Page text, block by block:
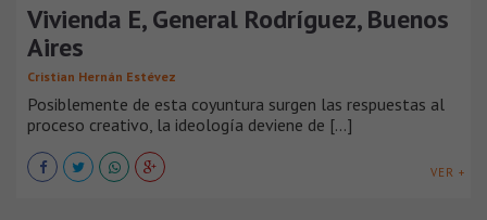
Vivienda E, General Rodríguez, Buenos
Aires
Cristian Hernán Estévez
Posiblemente de esta coyuntura surgen las respuestas al
proceso creativo, la ideología deviene de [...]
VER +